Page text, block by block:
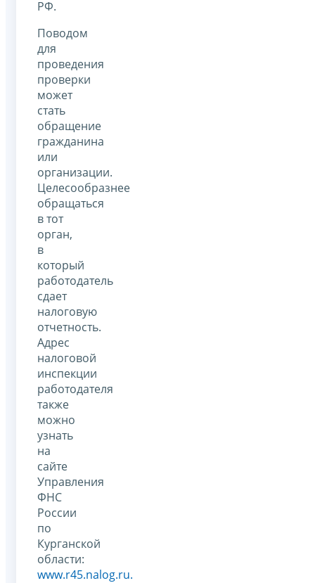
РФ.
Поводом
для
проведения
проверки
может
стать
обращение
гражданина
или
организации.
Целесообразнее
обращаться
в тот
орган,
в
который
работодатель
сдает
налоговую
отчетность.
Адрес
налоговой
инспекции
работодателя
также
можно
узнать
на
сайте
Управления
ФНС
России
по
Курганской
области:
www.r45.nalog.ru.